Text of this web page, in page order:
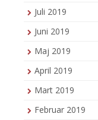
Juli 2019
Juni 2019
Maj 2019
April 2019
Mart 2019
Februar 2019